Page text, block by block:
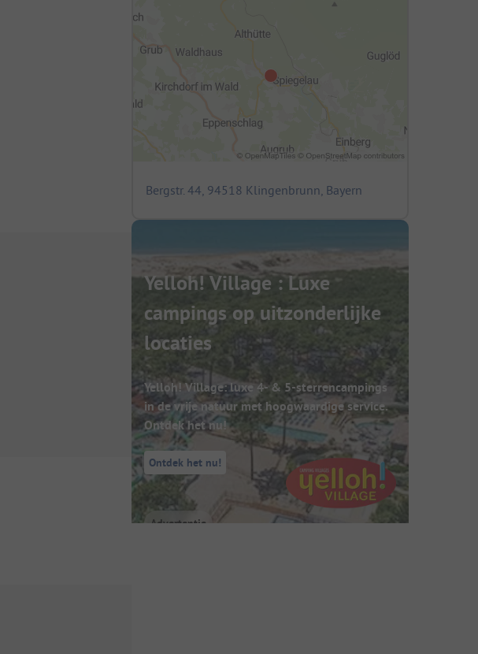
Bergstr. 44, 94518 Klingenbrunn, Bayern
Yelloh! Village : Luxe
campings op uitzonderlijke
locaties
Yelloh! Village: luxe 4- & 5-sterrencampings
in de vrije natuur met hoogwaardige service.
Ontdek het nu!
Ontdek het nu!